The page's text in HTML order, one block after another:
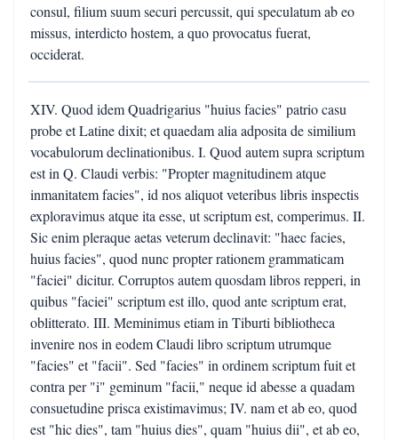
consul, filium suum securi percussit, qui speculatum ab eo
missus, interdicto hostem, a quo provocatus fuerat,
occiderat.
XIV. Quod idem Quadrigarius "huius facies" patrio casu
probe et Latine dixit; et quaedam alia adposita de similium
vocabulorum declinationibus. I. Quod autem supra scriptum
est in Q. Claudi verbis: "Propter magnitudinem atque
inmanitatem facies", id nos aliquot veteribus libris inspectis
exploravimus atque ita esse, ut scriptum est, comperimus. II.
Sic enim pleraque aetas veterum declinavit: "haec facies,
huius facies", quod nunc propter rationem grammaticam
"faciei" dicitur. Corruptos autem quosdam libros repperi, in
quibus "faciei" scriptum est illo, quod ante scriptum erat,
oblitterato. III. Meminimus etiam in Tiburti bibliotheca
invenire nos in eodem Claudi libro scriptum utrumque
"facies" et "facii". Sed "facies" in ordinem scriptum fuit et
contra per "i" geminum "facii," neque id abesse a quadam
consuetudine prisca existimavimus; IV. nam et ab eo, quod
est "hic dies", tam "huius dies", quam "huius dii", et ab eo,